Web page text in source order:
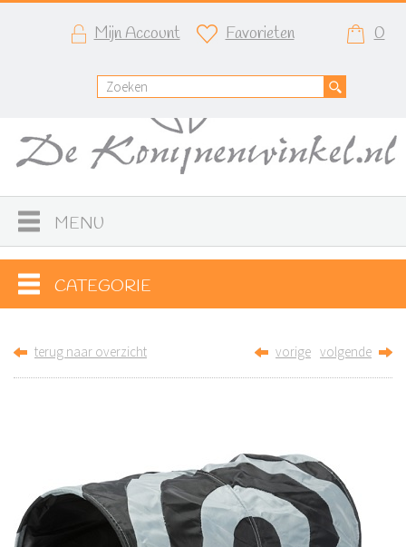
Mijn Account Favorieten 0
MENU
CATEGORIE
terug naar overzicht vorige volgende